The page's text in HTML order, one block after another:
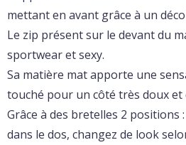
mettant en avant grâce à un
Le zip présent sur le devant du
sportwear et sexy.
Sa matière mat apporte une
touché pour un côté très doux
Grâce à des bretelles 2 positions
dans le dos, changez de look